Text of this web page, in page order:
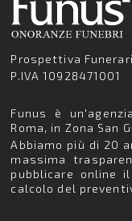
Prospettiva
P.IVA 10928471001
Funus è
Roma, in Zona San
Abbiamo più di 20
massima
pubblicare online
calcolo del